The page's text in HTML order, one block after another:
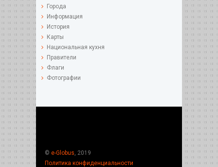
Города
Информация
История
Карты
Национальная кухня
Правители
Флаги
Фотографии
© e-Globus , 2019
Политика конфиденциальности